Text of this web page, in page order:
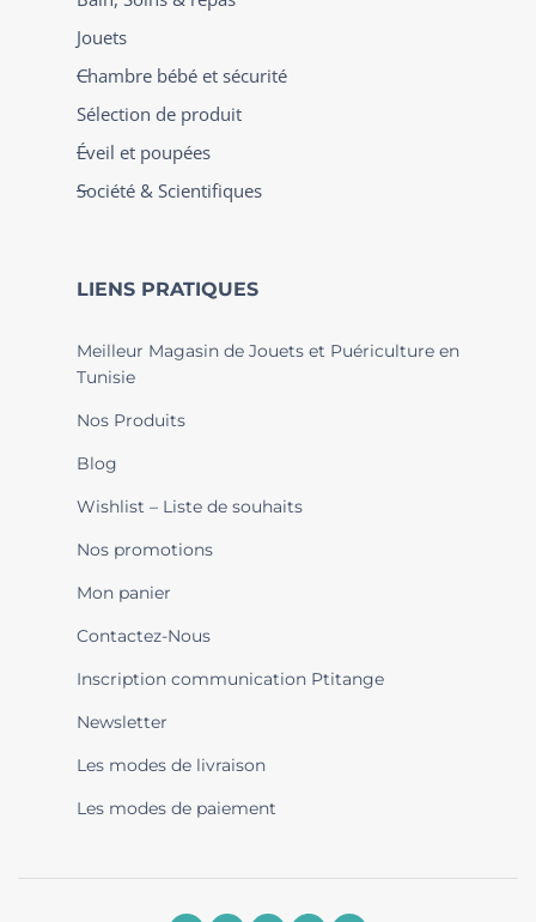
Jouets
Chambre bébé et sécurité
Sélection de produit
Éveil et poupées
Société & Scientifiques
LIENS PRATIQUES
Meilleur Magasin de Jouets et Puériculture en
Tunisie
Nos Produits
Blog
Wishlist – Liste de souhaits
Nos promotions
Mon panier
Contactez-Nous
Inscription communication Ptitange
Newsletter
Les modes de livraison
Les modes de paiement